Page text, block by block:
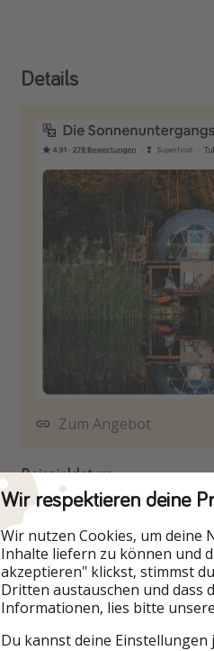
Details
Zum Angebot
Beispieldatum
Wir respektieren deine
Wir nutzen Cookies, um deine
Inhalte liefern zu können und
akzeptieren" klickst, stimmst
Dritten austauschen und dass
Informationen, lies bitte unsere
Du kannst deine